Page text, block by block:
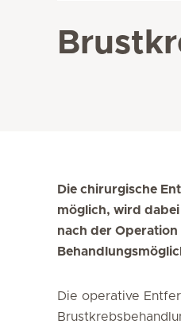
Die chirurgische
möglich, wird
nach der
Die operative